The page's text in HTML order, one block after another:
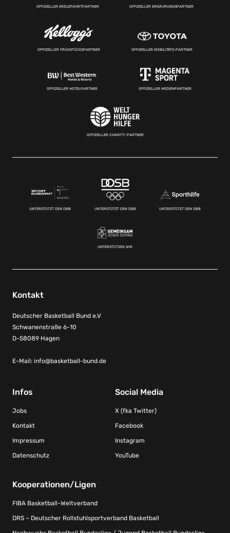
OFFIZIELLER KREUZFAHRTPARTNER OFFIZIELLER ERNÄHRUNGSPARTNER
OFFIZIELLER FRÜHSTÜCKSPARTNER OFFIZIELLER MOBILITÄTS-PARTNER
OFFIZIELLER HOTELPARTNER OFFIZIELLER MEDIENPARTNER
OFFIZIELLER CHARITY-PARTNER
UNTERSTÜTZT DEN DBB UNTERSTÜTZT DEN DBB UNTERSTÜTZT DEN DBB
UNTERSTÜTZEN WIR
Kontakt
Deutscher Basketball Bund e.V
Schwanenstraße 6-10
D-58089 Hagen
E-Mail: info@basketball-bund.de
Infos
Jobs
Kontakt
Impressum
Datenschutz
Social Media
X (fka Twitter)
Facebook
Instagram
YouTube
Kooperationen/Ligen
FIBA Basketball-Weltverband
DRS – Deutscher Rollstuhlsportverband Basketball